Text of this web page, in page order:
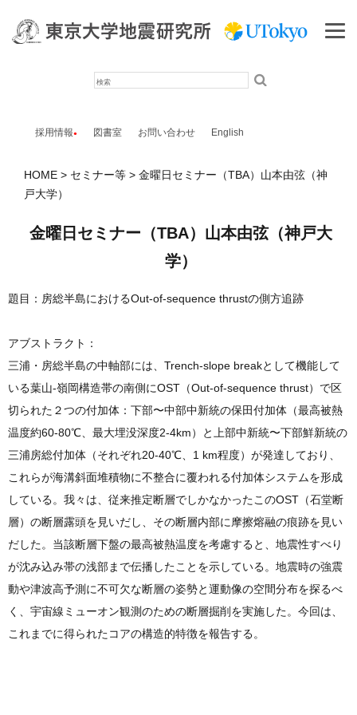
採用情報 図書室 お問い合わせ English
HOME セミナー等
金曜日セミナー（TBA）山本由弦（神
戸大学）
金曜日セミナー（TBA）山本由弦（神戸大
学）
題目：房総半島におけるOut-of-sequence thrustの側方追跡
アブストラクト：
三浦・房総半島の中軸部には、Trench-slope breakとして機能して
いる葉山-嶺岡構造帯の南側にOST（Out-of-sequence thrust）で区
切られた２つの付加体：下部〜中部中新統の保田付加体（最高被熱
温度約60-80℃、最大埋没深度2-4km）と上部中新統〜下部鮮新統の
三浦房総付加体（それぞれ20-40℃、1 km程度）が発達しており、
これらが海溝斜面堆積物に不整合に覆われる付加体システムを形成
している。我々は、従来推定断層でしかなかったこのOST（石堂断
層）の断層露頭を見いだし、その断層内部に摩擦熔融の痕跡を見い
だした。当該断層下盤の最高被熱温度を考慮すると、地震性すべり
が沈み込み帯の浅部まで伝播したことを示している。地震時の強震
動や津波高予測に不可欠な断層の姿勢と運動像の空間分布を探るべ
く、宇宙線ミューオン観測のための断層掘削を実施した。今回は、
これまでに得られたコアの構造的特徴を報告する。